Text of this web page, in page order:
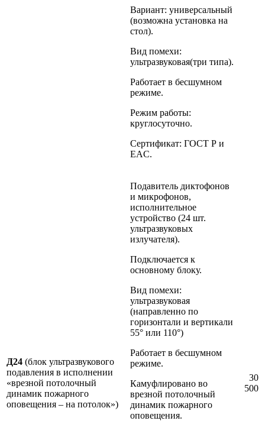
Вариант: универсальный
(возможна установка на
стол).
Вид помехи:
ультразвуковая(три типа).
Работает в бесшумном
режиме.
Режим работы:
круглосуточно.
Сертификат: ГОСТ Р и
EAC.
Д24 (блок ультразвукового
подавления в исполнении
«врезной потолочный
динамик пожарного
оповещения – на потолок»)
Подавитель диктофонов
и микрофонов,
исполнительное
устройство (24 шт.
ультразвуковых
излучателя).
Подключается к
основному блоку.
Вид помехи:
ультразвуковая
(направленно по
горизонтали и вертикали
55° или 110°)
Работает в бесшумном
режиме.
Камуфлировано во
врезной потолочный
динамик пожарного
оповещения.
30
500